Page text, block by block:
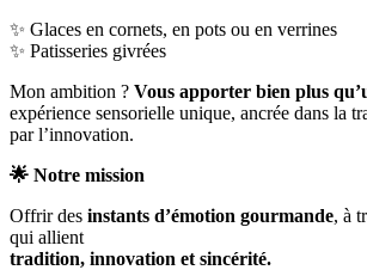
✨ Glaces en cornets, en pots ou en verrines
✨ Patisseries givrées
Mon ambition ? Vous apporter bien plus
expérience sensorielle unique, ancrée dans la
par l’innovation.
🌟 Notre mission
Offrir des instants d’émotion gourmande, à
qui allient
tradition, innovation et sincérité.